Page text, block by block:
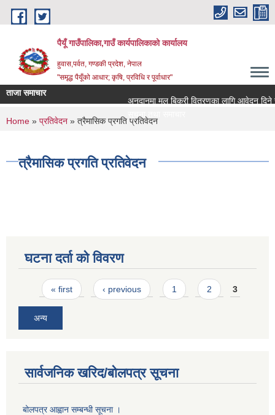
Skip to main content
पैयूँ गाउँपालिका,गाउँ कार्यपालिकाको कार्यालय
हुवास,पर्वत, गण्डकी प्रदेश, नेपाल
"समृद्ध पैयूँको आधार; कृषि, प्रविधि र पूर्वाधार"
ताजा समाचार
अनुदानमा मल बिक्री वितरणका लागि आवेदन दिने
सूचना तथा समाचार
You are here
Home » प्रतिवेदन » त्रैमासिक प्रगति प्रतिवेदन
त्रैमासिक प्रगति प्रतिवेदन
घटना दर्ता को विवरण
Pages
« first ‹ previous 1 2 3
अन्य
सार्वजनिक खरिद/बोलपत्र सूचना
बोलपत्र आह्वान सम्बन्धी सूचना ।